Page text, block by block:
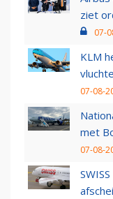
ziet
07-
KLM
07-08-
met
07-08-